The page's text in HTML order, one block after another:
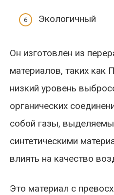
Экологичный
Он изготовлен из
материалов, таких как
низкий уровень
органических
собой газы,
синтетическими
влиять на качество
Это материал с